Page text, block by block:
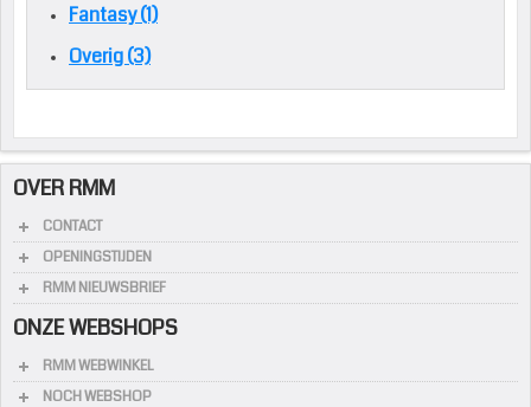
Fantasy (1)
Overig (3)
OVER RMM
CONTACT
OPENINGSTIJDEN
RMM NIEUWSBRIEF
ONZE WEBSHOPS
RMM WEBWINKEL
NOCH WEBSHOP